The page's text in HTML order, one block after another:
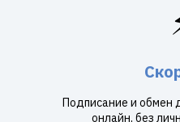
Подписание и обмен
онлайн, без